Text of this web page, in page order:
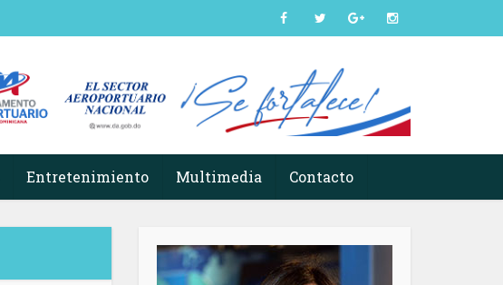
Entretenimiento Multimedia Contacto